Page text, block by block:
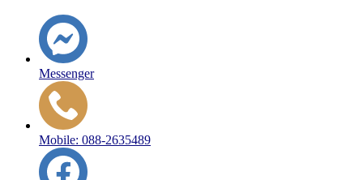
Messenger
Mobile: 088-2635489